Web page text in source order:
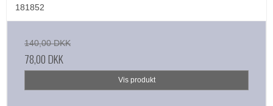
181852
140,00 DKK
78,00 DKK
Vis produkt